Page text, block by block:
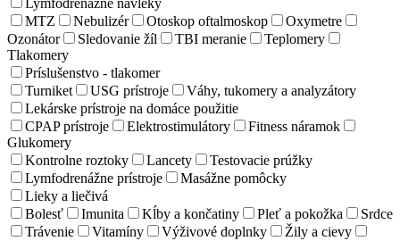
Lymfodrenážne návleky
MTZ
Nebulizér Otoskop oftalmoskop
Oxymetre
Ozonátor
Sledovanie žíl TBI meranie
Teplomery
Tlakomery
Príslušenstvo - tlakomer
Turniket
USG prístroje
Váhy, tukomery a analyzátory
Lekárske prístroje na domáce použitie
CPAP prístroje
Elektrostimulátory
Fitness náramok
Glukomery
Kontrolne roztoky
Lancety
Testovacie prúžky
Lymfodrenážne prístroje
Masážne pomôcky
Lieky a liečivá
Bolesť
Imunita Kĺby a končatiny Pleť a pokožka
Srdce
Trávenie
Vitamíny Výživové doplnky
Žily a cievy